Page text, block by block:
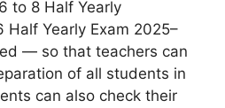
to 8 Half Yearly
Half Yearly Exam 2025–
— so that teachers can
of all students in
can also check their